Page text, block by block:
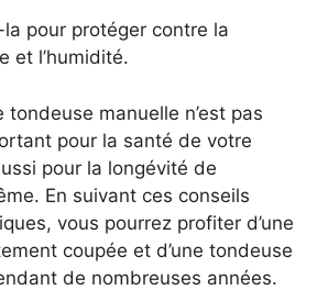
la pour protéger contre la
et l’humidité.
tondeuse manuelle n’est pas
pour la santé de votre
pour la longévité de
En suivant ces conseils
vous pourrez profiter d’une
coupée et d’une tondeuse
de nombreuses années.